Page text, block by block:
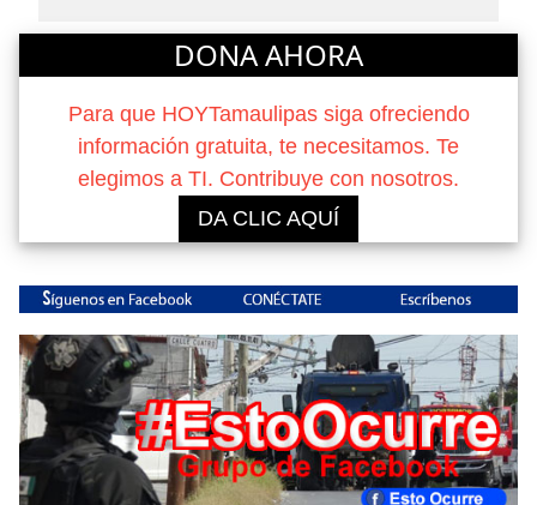
DONA AHORA
Para que HOYTamaulipas siga ofreciendo
información gratuita, te necesitamos. Te
elegimos a TI. Contribuye con nosotros.
DA CLIC AQUÍ